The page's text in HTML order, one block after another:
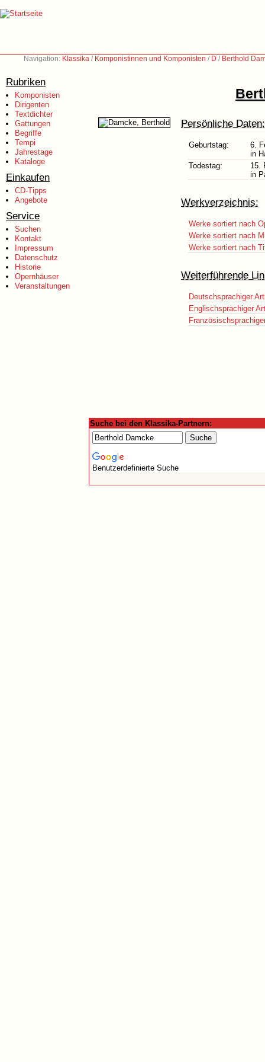
Navigation: Klassika / Komponistinnen und Komponisten / D / Berthold
Rubriken
Komponisten
Dirigenten
Textdichter
Gattungen
Begriffe
Tempi
Jahrestage
Kataloge
Einkaufen
CD-Tipps
Angebote
Service
Suchen
Kontakt
Impressum
Datenschutz
Historie
Opernhäuser
Veranstaltungen
Persönliche Daten:
Geburtstag:
6.
in
Todestag:
15.
in
Werkverzeichnis:
Werke sortiert nach
Werke sortiert nach
Werke sortiert nach
Weiterführende
Deutschsprachiger
Englischsprachiger
Suche bei den Klassika-Partnern:
Benutzerdefinierte Suche